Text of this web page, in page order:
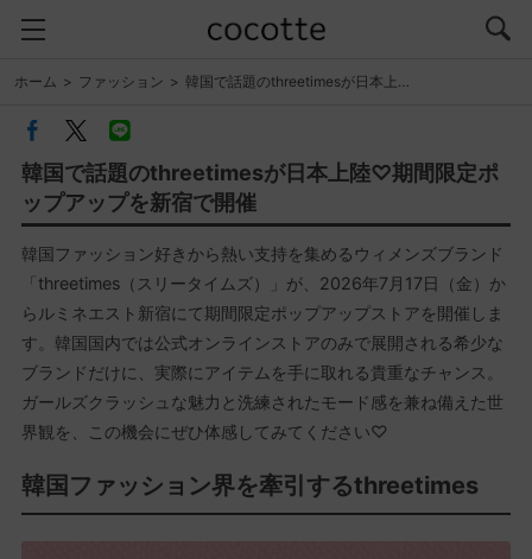
ホーム ファッション 韓国で話題のthreetimesが日本上…
韓国で話題のthreetimesが日本上陸♡期間限定ポ
ップアップを新宿で開催
韓国ファッション好きから熱い支持を集めるウィメンズブランド
「threetimes（スリータイムズ）」が、2026年7月17日（金）か
らルミネエスト新宿にて期間限定ポップアップストアを開催しま
す。韓国国内では公式オンラインストアのみで展開される希少な
ブランドだけに、実際にアイテムを手に取れる貴重なチャンス。
ガールズクラッシュな魅力と洗練されたモード感を兼ね備えた世
界観を、この機会にぜひ体感してみてください♡
韓国ファッション界を牽引するthreetimes